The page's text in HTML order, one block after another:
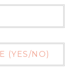
(YES/NO)